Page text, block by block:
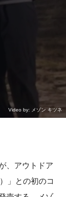
Video by: メゾン キツネ
、アウトドア
」との初のコ